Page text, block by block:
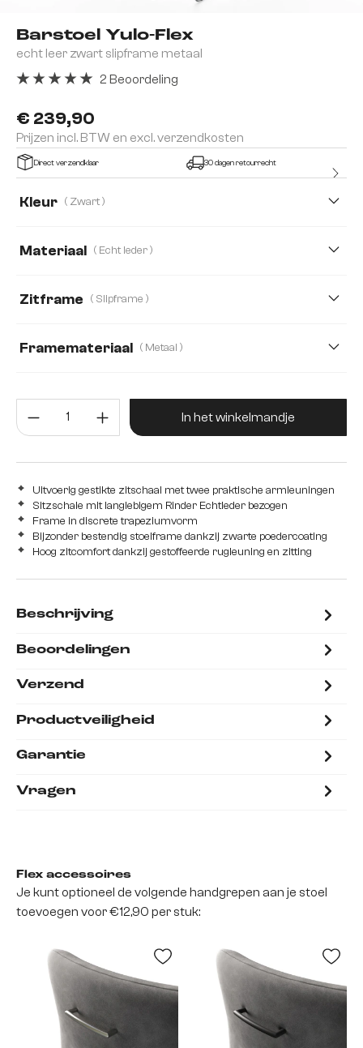
Barstoel Yulo-Flex
echt leer zwart slipframe metaal
€ 239,90
Prijzen incl. BTW en excl. verzendkosten
2 Beoordeling
Direct verzendklaar 30 dagen retourrecht
Kleur ( Zwart )
Materiaal ( Echt leder )
Zachte stof met structuur
Zitframe ( Slipframe )
Framemateriaal ( Metaal )
Producthoeveelheid: Voer de
In het winkelmandje
Uitvoerig gestikte zitschaal met twee praktische armleuningen
Sitzschale mit langlebigem Rinder Echtleder bezogen
Frame in discrete trapeziumvorm
Bijzonder bestendig stoelframe dankzij zwarte poedercoating
Hoog zitcomfort dankzij gestoffeerde rugleuning en zitting
Beschrijving
Beoordelingen
Verzend
Productveiligheid
Garantie
Vragen
Flex accessoires
Je kunt optioneel de volgende handgrepen aan je stoel
toevoegen voor €12,90 per stuk: